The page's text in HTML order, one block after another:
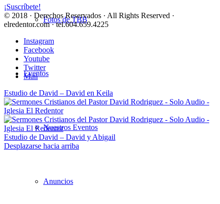
Fotos de TBB
Eventos
Nuestros Eventos
Anuncios
¡Suscríbete!
© 2018 · Derechos Reservados · All Rights Reserved ·
elredentor.com · tel.604.659.4225
Instagram
Facebook
Youtube
Twitter
Mail
Estudio de David – David en Keila
Estudio de David – David y Abigail
Desplazarse hacia arriba